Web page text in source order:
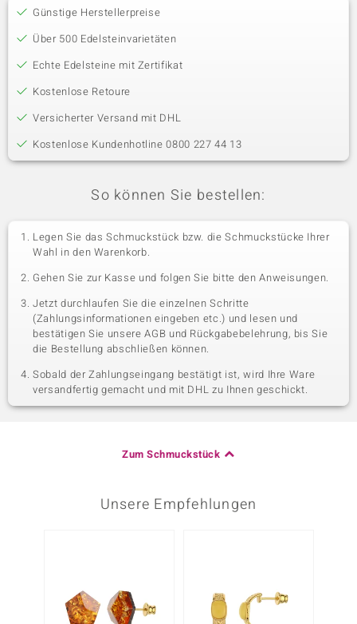
Günstige Herstellerpreise
Über 500 Edelsteinvarietäten
Echte Edelsteine mit Zertifikat
Kostenlose Retoure
Versicherter Versand mit DHL
Kostenlose Kundenhotline 0800 227 44 13
So können Sie bestellen:
Legen Sie das Schmuckstück bzw. die Schmuckstücke Ihrer
Wahl in den Warenkorb.
Gehen Sie zur Kasse und folgen Sie bitte den Anweisungen.
Jetzt durchlaufen Sie die einzelnen Schritte
(Zahlungsinformationen eingeben etc.) und lesen und
bestätigen Sie unsere AGB und Rückgabebelehrung, bis Sie
die Bestellung abschließen können.
Sobald der Zahlungseingang bestätigt ist, wird Ihre Ware
versandfertig gemacht und mit DHL zu Ihnen geschickt.
Zum Schmuckstück
Unsere Empfehlungen